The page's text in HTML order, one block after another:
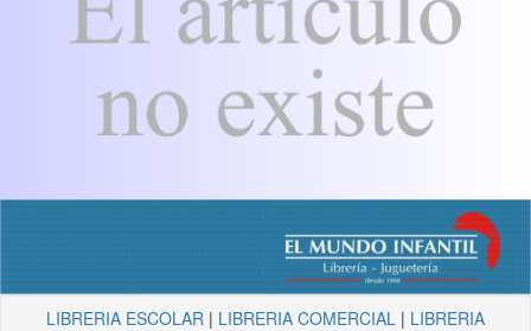
LIBRERIA ESCOLAR | LIBRERIA COMERCIAL | LIBRERIA